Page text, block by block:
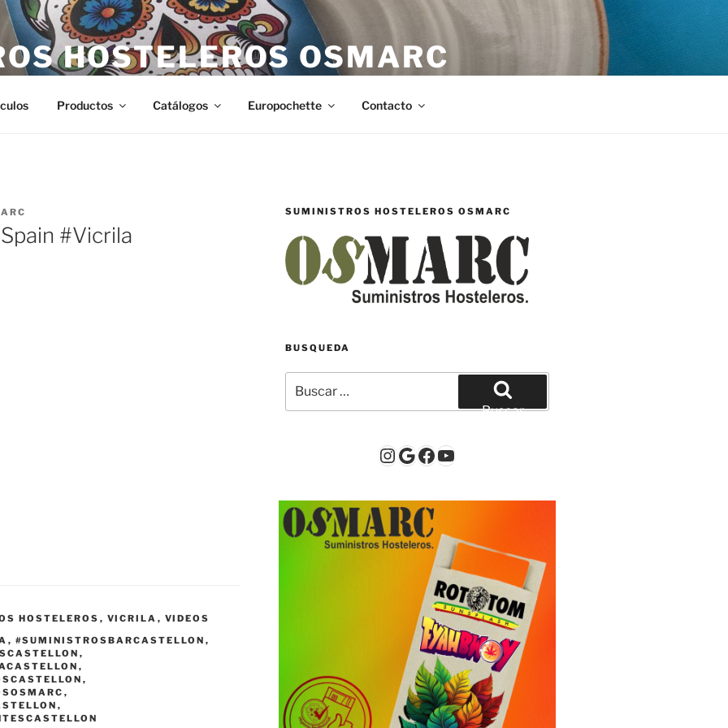
HOSTELEROS OSMARC
Productos Catálogos Europochette Contacto
#Vicrila
HOSTELEROS , VICRILA , VIDEOS
, #SUMINISTROSBARCASTELLON ,
,
,
,
,
,
SUMINISTROS HOSTELEROS OSMARC
BUSQUEDA
por:
Buscar
Instagram
Google
Facebook
YouTube